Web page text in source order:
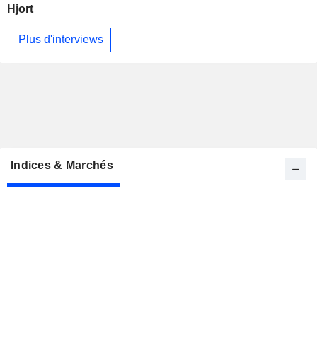
Hjort
Plus d'interviews
Indices & Marchés